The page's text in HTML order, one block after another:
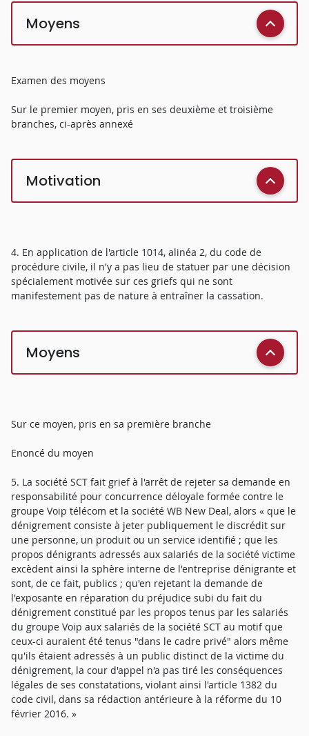
Moyens
Examen des moyens
Sur le premier moyen, pris en ses deuxième et troisième
branches, ci-après annexé
Motivation
4. En application de l'article 1014, alinéa 2, du code de
procédure civile, il n'y a pas lieu de statuer par une décision
spécialement motivée sur ces griefs qui ne sont
manifestement pas de nature à entraîner la cassation.
Moyens
Sur ce moyen, pris en sa première branche
Enoncé du moyen
5. La société SCT fait grief à l'arrêt de rejeter sa demande en
responsabilité pour concurrence déloyale formée contre le
groupe Voip télécom et la société WB New Deal, alors « que le
dénigrement consiste à jeter publiquement le discrédit sur
une personne, un produit ou un service identifié ; que les
propos dénigrants adressés aux salariés de la société victime
excèdent ainsi la sphère interne de l'entreprise dénigrante et
sont, de ce fait, publics ; qu'en rejetant la demande de
l'exposante en réparation du préjudice subi du fait du
dénigrement constitué par les propos tenus par les salariés
du groupe Voip aux salariés de la société SCT au motif que
ceux-ci auraient été tenus "dans le cadre privé" alors même
qu'ils étaient adressés à un public distinct de la victime du
dénigrement, la cour d'appel n'a pas tiré les conséquences
légales de ses constatations, violant ainsi l'article 1382 du
code civil, dans sa rédaction antérieure à la réforme du 10
février 2016. »